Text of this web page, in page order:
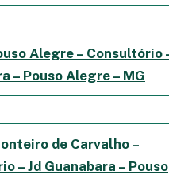
Alegre – Consultório
– Pouso Alegre – MG
de Carvalho –
– Jd Guanabara – Pouso